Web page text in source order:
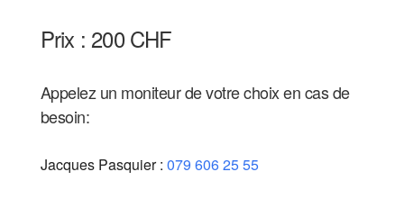
Prix : 200 CHF
Appelez un moniteur de votre choix en cas de
besoin:
Jacques Pasquier : 079 606 25 55